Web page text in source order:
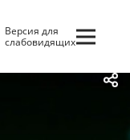
Версия для
слабовидящих